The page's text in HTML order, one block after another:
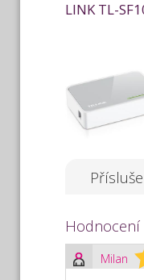
LINK TL-
Hodnocení
Milan